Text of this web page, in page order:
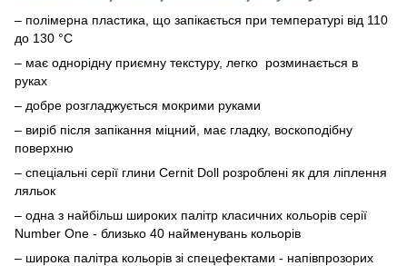
– полімерна пластика, що запікається при температурі від 110
до 130 °С
– має однорідну приємну текстуру, легко розминається в
руках
– добре розгладжується мокрими руками
– виріб після запікання міцний, має гладку, воскоподібну
поверхню
– спеціальні серії глини Cernit Doll розроблені як для ліплення
ляльок
– одна з найбільш широких палітр класичних кольорів серії
Number One - близько 40 найменувань кольорів
– широка палітра кольорів зі спецефектами - напівпрозорих